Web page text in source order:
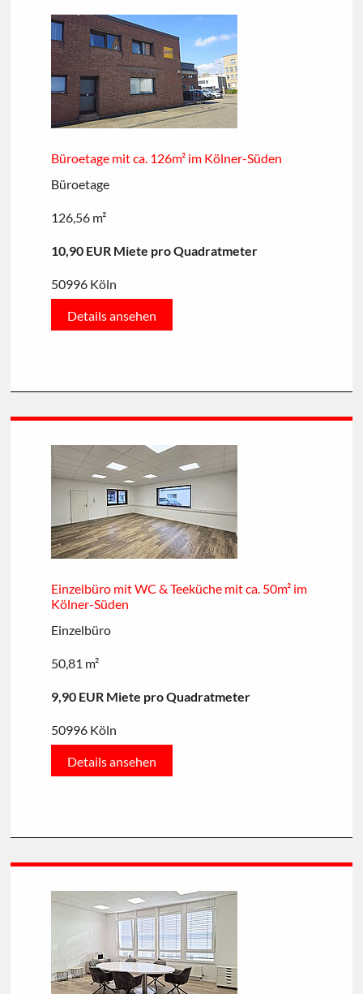
Büroetage mit ca. 126m² im Kölner-Süden
Büroetage
126,56 m²
10,90 EUR Miete pro Quadratmeter
50996 Köln
Details ansehen
Einzelbüro mit WC & Teeküche mit ca. 50m² im
Kölner-Süden
Einzelbüro
50,81 m²
9,90 EUR Miete pro Quadratmeter
50996 Köln
Details ansehen